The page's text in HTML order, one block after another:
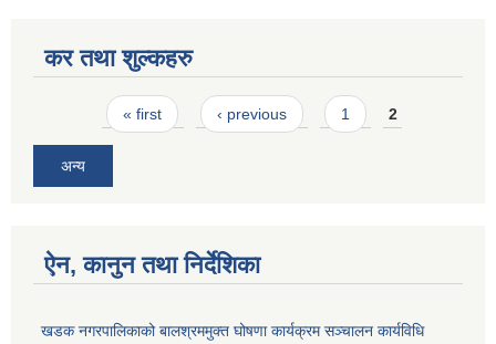
कर तथा शुल्कहरु
Pages« first ‹ previous 1 2
अन्य
ऐन, कानुन तथा निर्देशिका
खडक नगरपालिकाको बालश्रममुक्त घोषणा कार्यक्रम सञ्चालन कार्यविधि